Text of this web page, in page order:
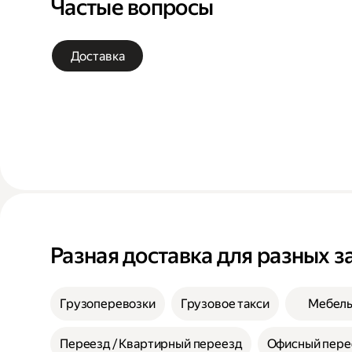
Частые вопросы
Доставка
Разная доставка для разных
Грузоперевозки Грузовое такси Мебель
Переезд / Квартирный переезд Офисный